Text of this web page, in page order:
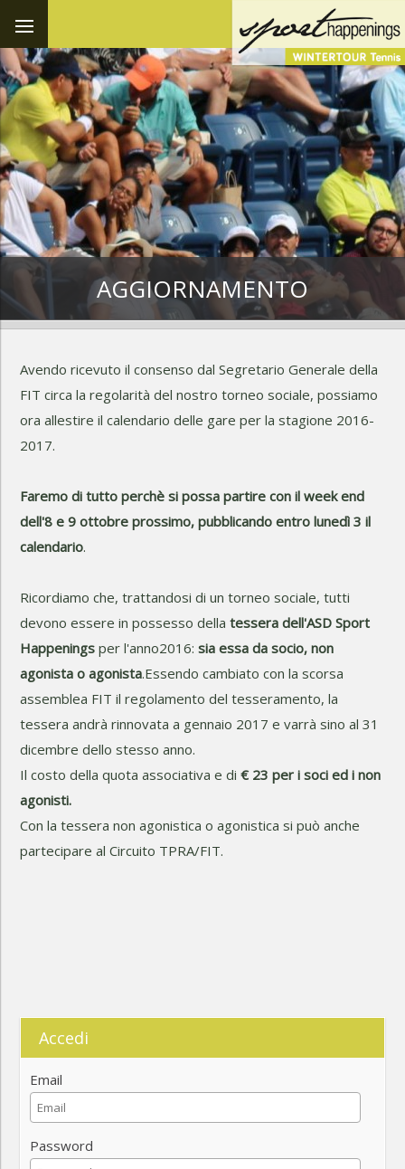
AGGIORNAMENTO
Avendo ricevuto il consenso dal Segretario Generale della
FIT circa la regolarità del nostro torneo sociale, possiamo
ora allestire il calendario delle gare per la stagione 2016-
2017.
Faremo di tutto perchè si possa partire con il week end
dell'8 e 9 ottobre prossimo, pubblicando entro lunedì 3 il
calendario.
Ricordiamo che, trattandosi di un torneo sociale, tutti
devono essere in possesso dellatessera dell'ASD Sport
Happenings per l'anno2016: sia essa da socio, non
agonista o agonista.Essendo cambiato con la scorsa
assemblea FIT il regolamento del tesseramento, la
tessera andrà rinnovata a gennaio 2017 e varrà sino al 31
dicembre dello stesso anno.
Il costo della quota associativa e di€ 23 per i soci ed i non
agonisti.
Con la tessera non agonistica o agonistica si può anche
partecipare al Circuito TPRA/FIT.
Accedi
Email
Password